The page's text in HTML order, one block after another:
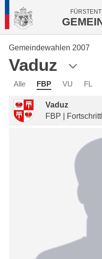
Gemeindewahlen 2007
Vaduz
Alle FBP VU FL
Vaduz
FBP |